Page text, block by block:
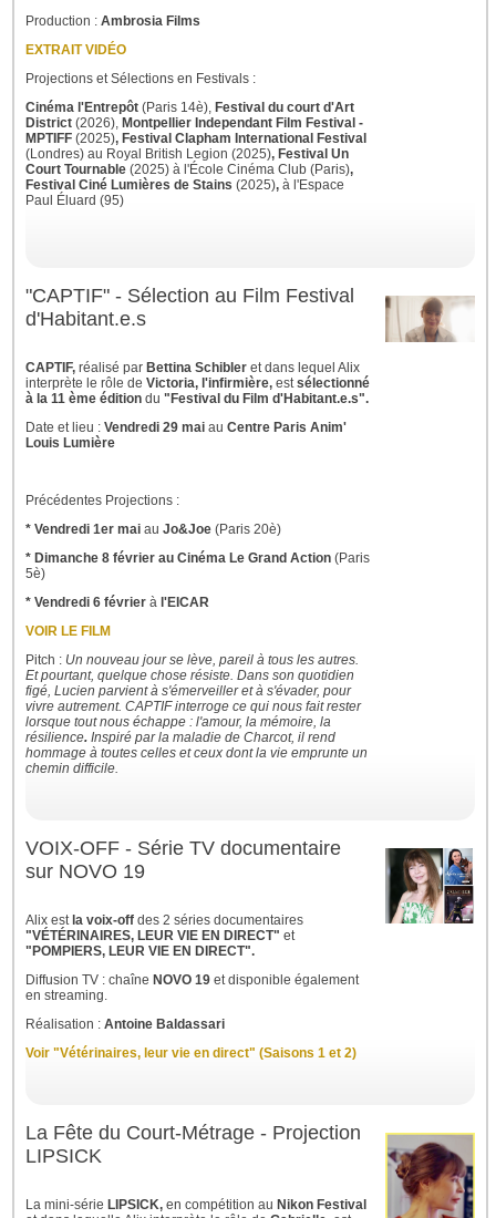
Production :Ambrosia Films
EXTRAIT VIDÉO
Projections et Sélections en Festivals :
Cinéma l'Entrepôt (Paris 14è), Festival du court d'Art
District (2026), Montpellier Independant Film Festival -
MPTIFF(2025), Festival Clapham International Festival
(Londres) au Royal British Legion (2025), Festival Un
Court Tournable(2025) à l'École Cinéma Club (Paris),
Festival Ciné Lumières de Stains(2025), à l'Espace
Paul Éluard (95)
"CAPTIF" - Sélection au Film Festival
d'Habitant.e.s
CAPTIF, réalisé par Bettina Schibler et dans lequel Alix
interprète le rôle deVictoria, l'infirmière,estsélectionné
à la 11 ème éditiondu "Festival du Film d'Habitant.e.s".
Date et lieu : Vendredi 29 mai au Centre Paris Anim'
Louis Lumière
Précédentes Projections :
* Vendredi 1er maiau Jo&Joe(Paris 20è)
* Dimanche 8 février au Cinéma Le Grand Action(Paris
5è)
* Vendredi 6 févrierà l'EICAR
VOIR LE FILM
Pitch : Un nouveau jour se lève, pareil à tous les autres.
Et pourtant, quelque chose résiste. Dans son quotidien
figé, Lucien parvient à s'émerveiller et à s'évader, pour
vivre autrement. CAPTIF interroge ce qui nous fait rester
lorsque tout nous échappe : l'amour, la mémoire, la
résilience. Inspiré par la maladie de Charcot, il rend
hommage à toutes celles et ceux dont la vie emprunte un
chemin difficile.
VOIX-OFF - Série TV documentaire
sur NOVO 19
Alix est la voix-offdes 2 séries documentaires
"VÉTÉRINAIRES, LEUR VIE EN DIRECT" et
"POMPIERS, LEUR VIE EN DIRECT".
Diffusion TV : chaîne NOVO 19et disponible également
en streaming.
Réalisation :Antoine Baldassari
Voir "Vétérinaires, leur vie en direct" (Saisons 1 et 2)
La Fête du Court-Métrage - Projection
LIPSICK
La mini-série LIPSICK,en compétition au Nikon Festival